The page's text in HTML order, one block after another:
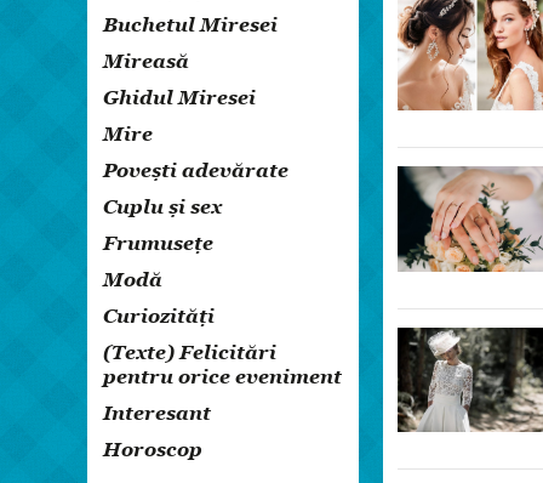
Buchetul Miresei
Mireasă
Ghidul Miresei
Mire
Povești adevărate
Cuplu și sex
Frumuseţe
Modă
Curiozități
(Texte) Felicitări
pentru orice eveniment
Interesant
Horoscop